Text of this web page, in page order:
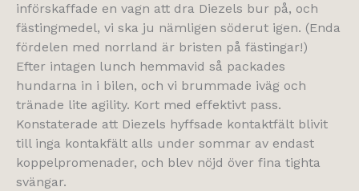
införskaffade en vagn att dra Diezels bur på, och
fästingmedel, vi ska ju nämligen söderut igen. (Enda
fördelen med norrland är bristen på fästingar!)
Efter intagen lunch hemmavid så packades
hundarna in i bilen, och vi brummade iväg och
tränade lite agility. Kort med effektivt pass.
Konstaterade att Diezels hyffsade kontaktfält blivit
till inga kontakfält alls under sommar av endast
koppelpromenader, och blev nöjd över fina tighta
svängar.